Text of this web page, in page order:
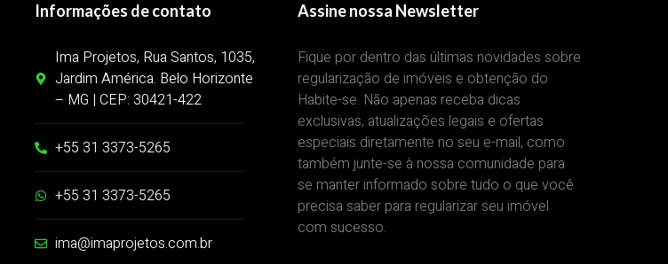
Informações de contato
Ima Projetos, Rua Santos, 1035,
Jardim América. Belo Horizonte
– MG | CEP: 30421-422
+55 31 3373-5265
+55 31 3373-5265
ima@imaprojetos.com.br
Assine nossa Newsletter
Fique por dentro das últimas novidades sobre
regularização de imóveis e obtenção do
Habite-se. Não apenas receba dicas
exclusivas, atualizações legais e ofertas
especiais diretamente no seu e-mail, como
também junte-se à nossa comunidade para
se manter informado sobre tudo o que você
precisa saber para regularizar seu imóvel
com sucesso.